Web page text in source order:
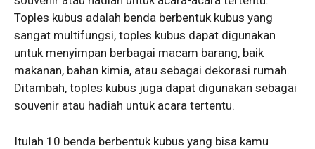
Toples kubus adalah benda berbentuk kubus yang
sangat multifungsi, toples kubus dapat digunakan
untuk menyimpan berbagai macam barang, baik
makanan, bahan kimia, atau sebagai dekorasi rumah.
Ditambah, toples kubus juga dapat digunakan sebagai
souvenir atau hadiah untuk acara tertentu.
Itulah 10 benda berbentuk kubus yang bisa kamu